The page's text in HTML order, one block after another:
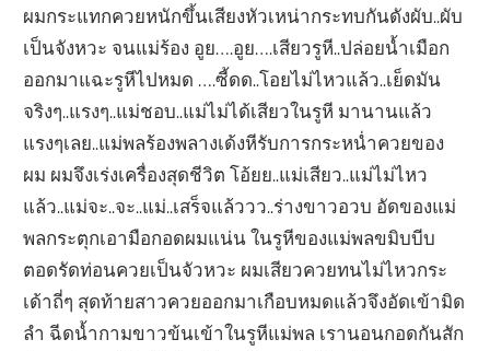
ผมกระแทกควยหนักขึ้นเสียงหัวเหน่ากระทบกันดังผับ..ผับ
เป็นจังหวะ จนแม่ร้อง อูย….อูย….เสียวรูหี..ปล่อยน้ำเมือก
ออกมาแฉะรูหีไปหมด ….ซี้ดด..โอยไม่ไหวแล้ว..เย็ดมัน
จริงๆ..แรงๆ..แม่ชอบ..แม่ไม่ได้เสียวในรูหี มานานแล้ว
แรงๆเลย..แม่พลร้องพลางเด้งหีรับการกระหน่ำควยของ
ผม ผมจึงเร่งเครื่องสุดชีวิต โอ้ยย..แม่เสียว..แม่ไม่ไหว
แล้ว..แม่จะ..จะ..แม่..เสร็จแล้ววว..ร่างขาวอวบ อัดของแม่
พลกระตุกเอามือกอดผมแน่น ในรูหีของแม่พลขมิบบีบ
ตอดรัดท่อนควยเป็นจัวหวะ ผมเสียวควยทนไม่ไหวกระ
เด้าถี่ๆ สุดท้ายสาวควยออกมาเกือบหมดแล้วจึงอัดเข้ามิด
ลำ ฉีดน้ำกามขาวข้นเข้าในรูหีแม่พล เรานอนกอดกันสัก